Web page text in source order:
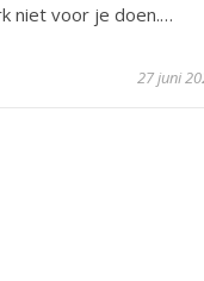
niet voor je doen.…
27 juni